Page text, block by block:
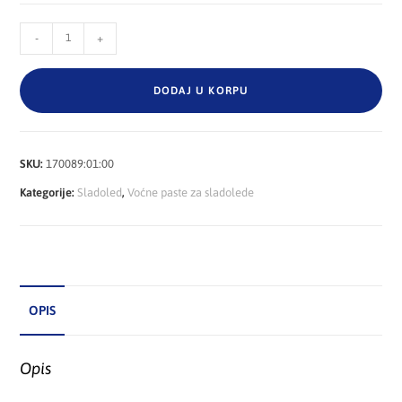
- +
DODAJ U KORPU
SKU:170089:01:00
Kategorije:Sladoled,Voćne paste za sladolede
OPIS
Opis